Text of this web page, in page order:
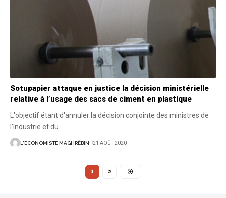
Sotupapier attaque en justice la décision ministérielle
relative à l’usage des sacs de ciment en plastique
L'objectif étant d'annuler la décision conjointe des ministres de
l'Industrie et du…
L'ECONOMISTE MAGHRÉBIN 21 AOÛT 2020
1 2